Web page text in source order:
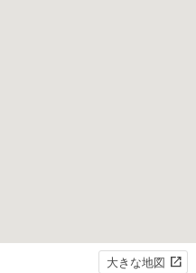
大きな地図